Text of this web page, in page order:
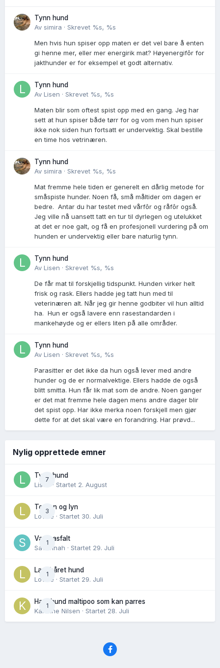
Tynn hund
Av simira · Skrevet %s, %s
Men hvis hun spiser opp maten er det vel bare å enten
gi henne mer, eller mer energirik mat? Høyenergifôr for
jakthunder er for eksempel et godt alternativ.
Tynn hund
Av Lisen · Skrevet %s, %s
Maten blir som oftest spist opp med en gang. Jeg har
sett at hun spiser både tørr for og vom men hun spiser
ikke nok siden hun fortsatt er undervektig. Skal bestille
en time hos vetrinæren.
Tynn hund
Av simira · Skrevet %s, %s
Mat fremme hele tiden er generelt en dårlig metode for
småspiste hunder. Noen få, små måltider om dagen er
bedre. Antar du har testet med vårfôr og råfôr også.
Jeg ville nå uansett tatt en tur til dyrlegen og utelukket
at det er noe galt, og få en profesjonell vurdering på om
hunden er undervektig eller bare naturlig tynn.
Tynn hund
Av Lisen · Skrevet %s, %s
De får mat til forskjellig tidspunkt. Hunden virker helt
frisk og rask. Ellers hadde jeg tatt hun med til
veterinæren alt. Når jeg gir henne godbiter vil hun alltid
ha. Hun er også lavere enn rasestandarden i
mankehøyde og er ellers liten på alle områder.
Tynn hund
Av Lisen · Skrevet %s, %s
Parasitter er det ikke da hun også lever med andre
hunder og de er normalvektige. Ellers hadde de også
blitt smitta. Hun får lik mat som de andre. Noen ganger
er det mat fremme hele dagen mens andre dager blir
det spist opp. Har ikke merka noen forskjell men gjør
dette for at det skal være en forandring. Har prøvd...
Nylig opprettede emner
7
Tynn hund
Lisen
· Startet 2. August
3
Torden og lyn
Lovise · Startet 30. Juli
1
Varm asfalt
Savannah · Startet 29. Juli
1
Langhåret hund
Lovise · Startet 29. Juli
1
Hannhund maltipoo som kan parres
Karoline Nilsen · Startet 28. Juli